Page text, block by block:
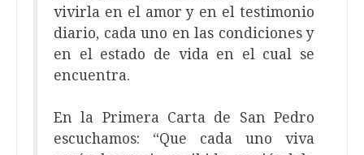
vivirla en el amor y en el testimonio
diario, cada uno en las condiciones y
en el estado de vida en el cual se
encuentra.
En la Primera Carta de San Pedro
escuchamos: “Que cada uno viva